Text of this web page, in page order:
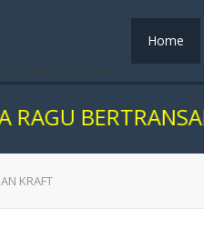
Home
KRAFT